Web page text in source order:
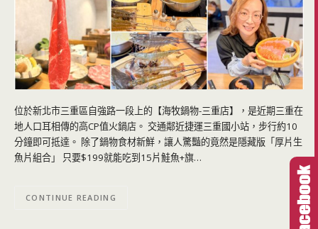
位於新北市三重區自強路一段上的【海牧鍋物-三重店】，是近期三重在
地人口耳相傳的高CP值火鍋店。 交通鄰近捷運三重國小站，步行約10
分鐘即可抵達。 除了鍋物食材新鮮，讓人驚豔的竟然是隱藏版「厚片生
魚片組合」 只要$199就能吃到15片鮭魚+旗…
CONTINUE READING